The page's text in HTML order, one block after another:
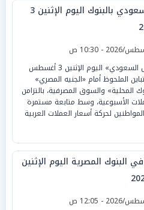
سعر الريال السعودي بالبنوك اليوم الإثنين 3
شهد سعر «الريال السعودي» اليوم الإثنين 3 أغسطس
التباين الملحوظ أمام «الجنيه المصري»
المحلية» والسوق المصرفية، بالتزامن
الأسبوعية، وسط متابعة مستمرة
لحركة أسعار العملات العربية
البنوك المصرية اليوم الإثنين